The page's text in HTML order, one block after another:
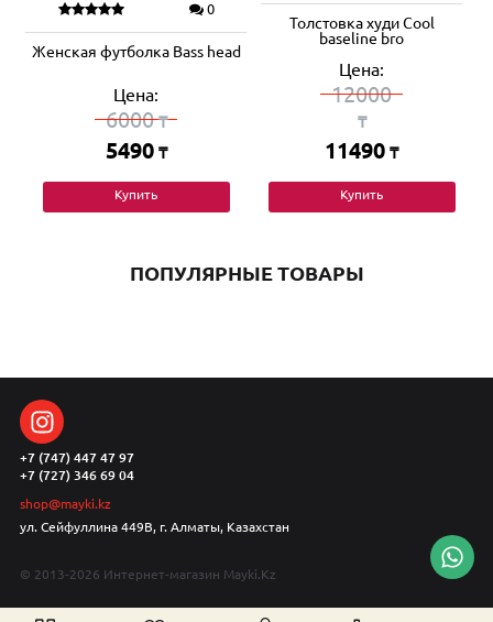
0
Женская футболка Bass head
Цена:
6000₸
5490 ₸
Купить
Толстовка худи Cool
baseline bro
Цена:
12000
₸
11490 ₸
Купить
ПОПУЛЯРНЫЕ ТОВАРЫ
+7 (747) 447 47 97
+7 (727) 346 69 04
shop@mayki.kz
ул. Сейфуллина 449В, г. Алматы, Казахстан
© 2013-2026 Интернет-магазин Mayki.Kz